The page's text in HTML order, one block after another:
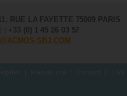
RUE LA FAYETTE 75009 PARIS
: +33 (0) 1 45 26 03 57
SBJ.COM